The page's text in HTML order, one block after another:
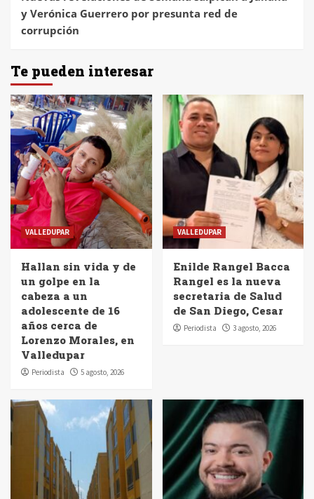
y Verónica Guerrero por presunta red de
corrupción
Te pueden interesar
VALLEDUPAR
Hallan sin vida y de
un golpe en la
cabeza a un
adolescente de 16
años cerca de
Lorenzo Morales, en
Valledupar
Periodista 5 agosto, 2026
VALLEDUPAR
Enilde Rangel Bacca
Rangel es la nueva
secretaria de Salud
de San Diego, Cesar
Periodista 3 agosto, 2026